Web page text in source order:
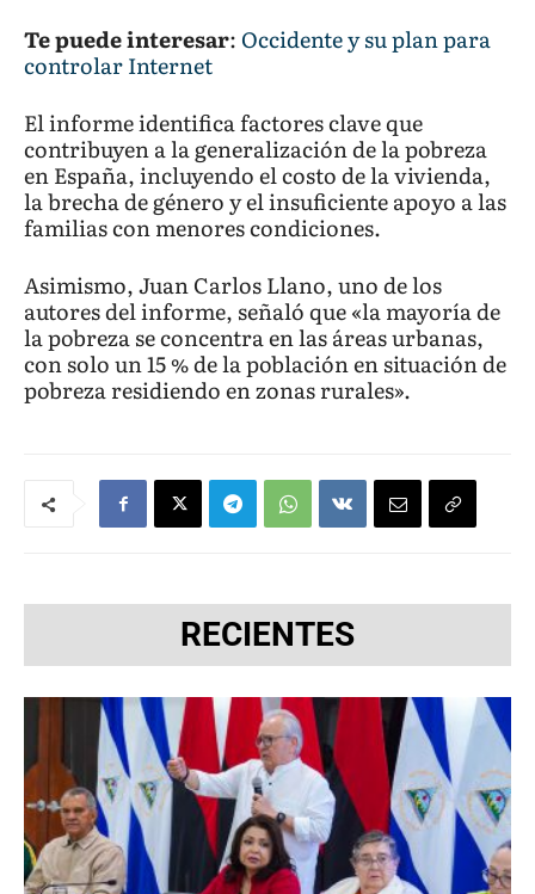
Te puede interesar: Occidente y su plan para
controlar Internet
El informe identifica factores clave que
contribuyen a la generalización de la pobreza
en España, incluyendo el costo de la vivienda,
la brecha de género y el insuficiente apoyo a las
familias con menores condiciones.
Asimismo, Juan Carlos Llano, uno de los
autores del informe, señaló que «la mayoría de
la pobreza se concentra en las áreas urbanas,
con solo un 15 % de la población en situación de
pobreza residiendo en zonas rurales».
RECIENTES